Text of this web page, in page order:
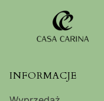
Linki w
INFORMACJE